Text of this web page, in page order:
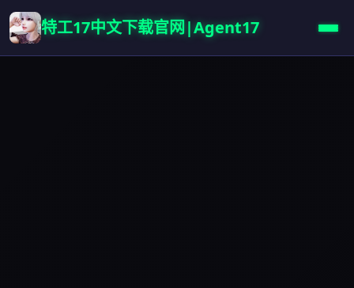
特工17中文下载官网|Agent17